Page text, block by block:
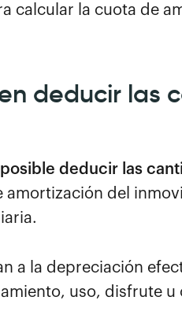
calcular la cuota de
deducir las
deducir las
del
a la depreciación
uso, disfrute u